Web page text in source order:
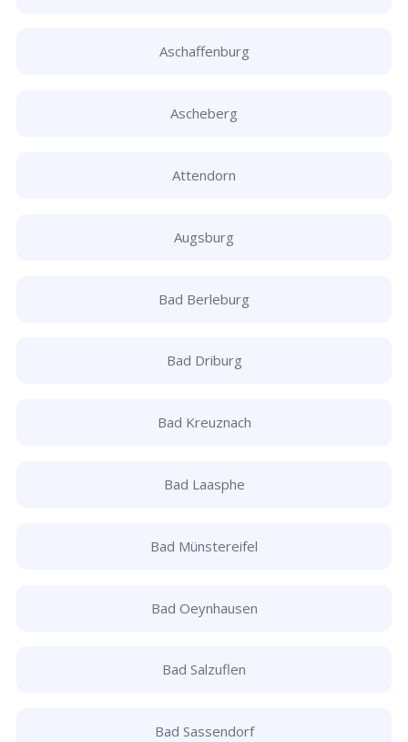
Aschaffenburg
Ascheberg
Attendorn
Augsburg
Bad Berleburg
Bad Driburg
Bad Kreuznach
Bad Laasphe
Bad Münstereifel
Bad Oeynhausen
Bad Salzuflen
Bad Sassendorf